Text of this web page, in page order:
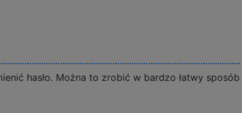
hasło. Można to zrobić w bardzo łatwy sposób